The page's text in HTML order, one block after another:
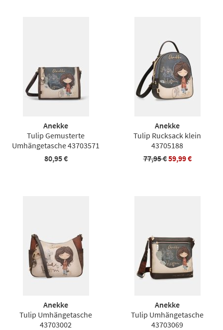
Anekke
Tulip Gemusterte
Umhängetasche 43703571
80,95 €
Anekke
Tulip Rucksack klein
43705188
77,95 €59,99 €
Anekke
Tulip Umhängetasche
43703002
Anekke
Tulip Umhängetasche
43703069